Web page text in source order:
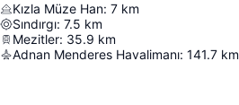
Kızla Müze Han: 7 km
Sındırgı: 7.5 km
Mezitler: 35.9 km
Adnan Menderes Havalimanı: 141.7 km